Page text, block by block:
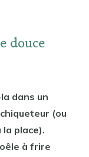
douce
dans un
(ou
place).
à frire